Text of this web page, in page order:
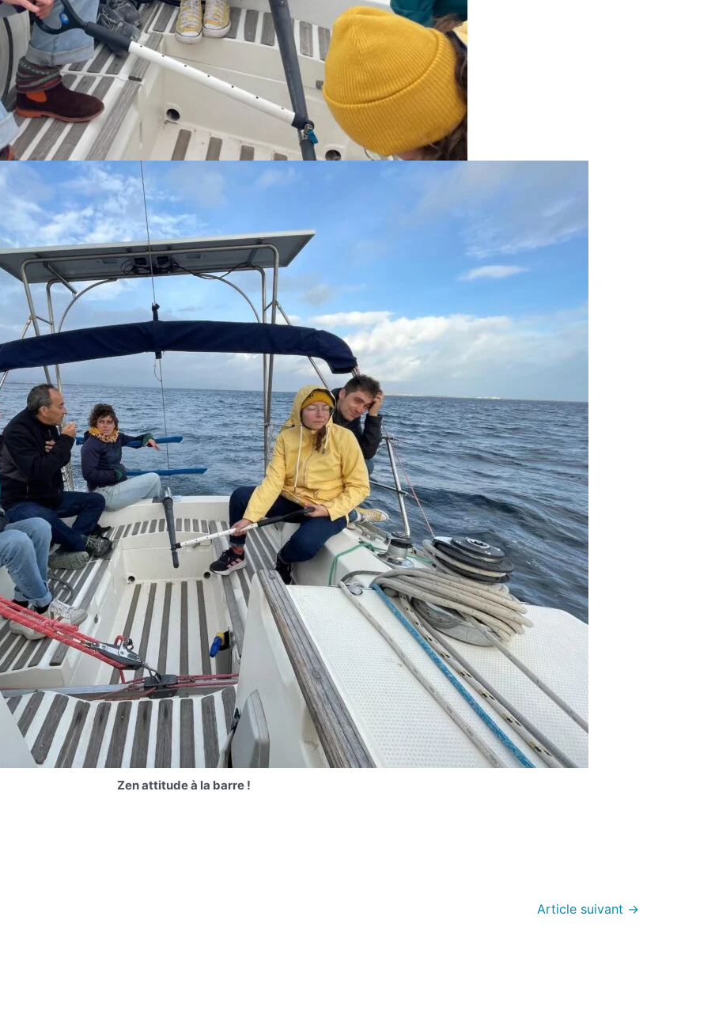
Zen attitude à la barre !
Article suivant →